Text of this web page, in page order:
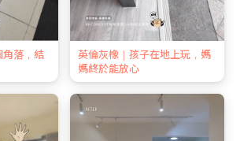
角落，結
英倫灰橡｜孩子在地上玩，媽
媽終於能放心